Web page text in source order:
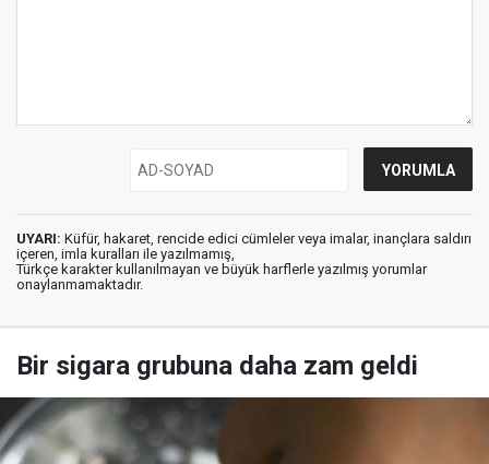
UYARI: Küfür, hakaret, rencide edici cümleler veya imalar, inançlara saldırı
içeren, imla kuralları ile yazılmamış,
Türkçe karakter kullanılmayan ve büyük harflerle yazılmış yorumlar
onaylanmamaktadır.
Bir sigara grubuna daha zam geldi